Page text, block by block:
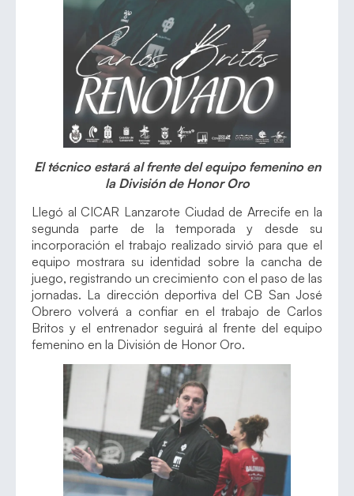
El técnico estará al frente del equipo femenino en
la División de Honor Oro
Llegó al CICAR Lanzarote Ciudad de Arrecife en la
segunda parte de la temporada y desde su
incorporación el trabajo realizado sirvió para que el
equipo mostrara su identidad sobre la cancha de
juego, registrando un crecimiento con el paso de las
jornadas. La dirección deportiva del CB San José
Obrero volverá a confiar en el trabajo de Carlos
Britos y el entrenador seguirá al frente del equipo
femenino en la División de Honor Oro.